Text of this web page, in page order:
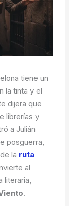
tiene un
la tinta y el
dijera que
librerías y
a Julián
posguerra,
la ruta
al
literaria,
.